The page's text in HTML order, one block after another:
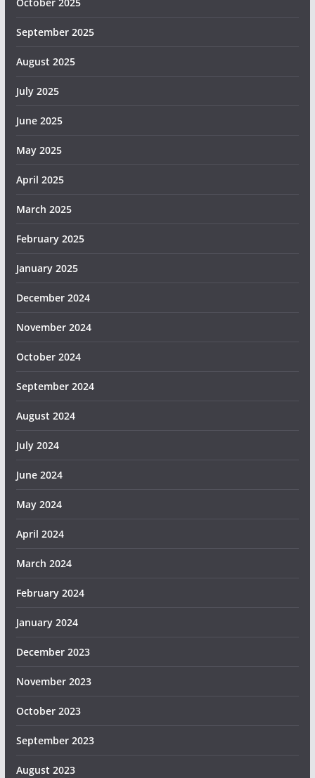
October 2025
September 2025
August 2025
July 2025
June 2025
May 2025
April 2025
March 2025
February 2025
January 2025
December 2024
November 2024
October 2024
September 2024
August 2024
July 2024
June 2024
May 2024
April 2024
March 2024
February 2024
January 2024
December 2023
November 2023
October 2023
September 2023
August 2023